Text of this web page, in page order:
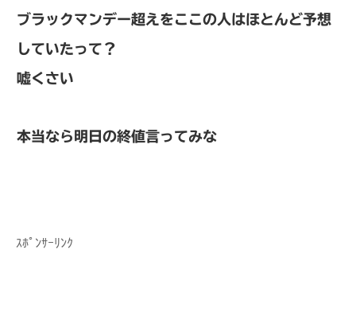
ブラックマンデー超えをここの人はほとんど予想
していたって？
嘘くさい
本当なら明日の終値言ってみな
ｽﾎﾟﾝｻｰﾘﾝｸ